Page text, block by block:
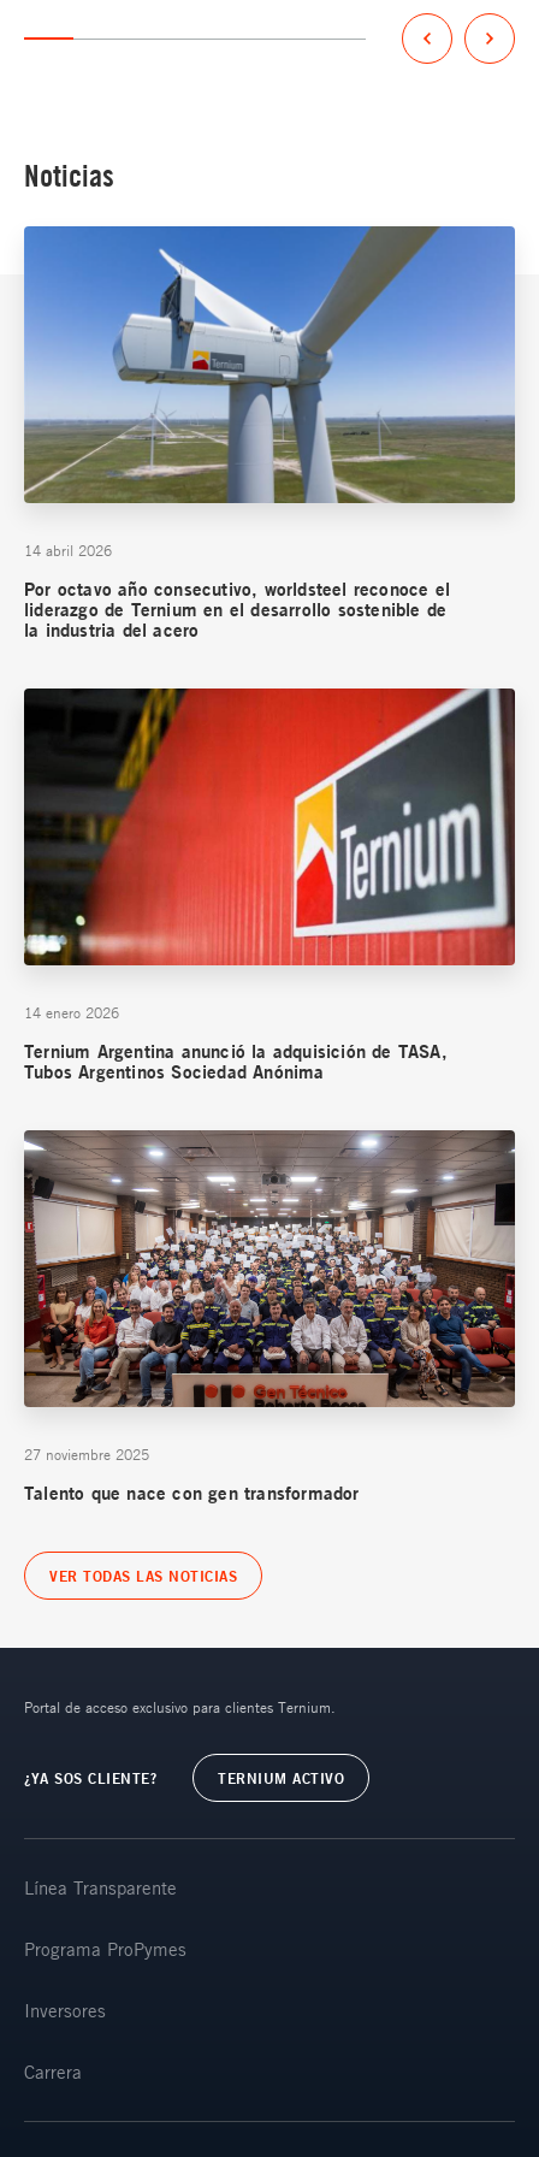
Noticias
14 abril 2026
Por octavo año consecutivo, worldsteel reconoce el
liderazgo de Ternium en el desarrollo sostenible de
la industria del acero
14 enero 2026
Ternium Argentina anunció la adquisición de TASA,
Tubos Argentinos Sociedad Anónima
27 noviembre 2025
Talento que nace con gen transformador
VER TODAS LAS NOTICIAS
Portal de acceso exclusivo para clientes Ternium.
¿YA SOS CLIENTE? TERNIUM ACTIVO
Línea Transparente
Programa ProPymes
Inversores
Carrera